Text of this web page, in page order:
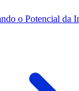
o Potencial da